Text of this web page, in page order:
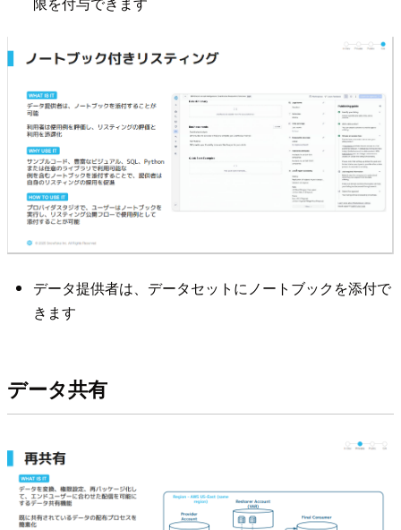
データ提供者は、データセットにノートブックを添付で
きます
データ共有